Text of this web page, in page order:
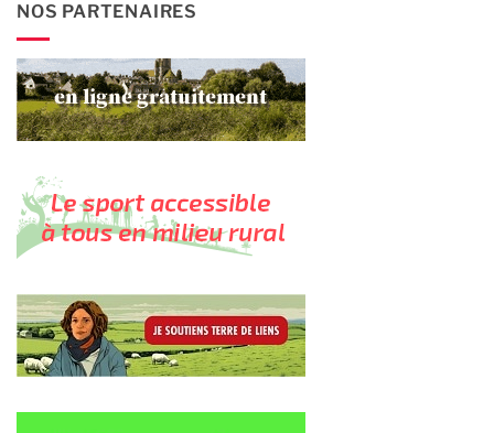
NOS PARTENAIRES